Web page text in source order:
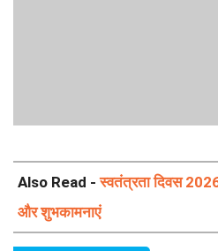
Also Read -स्वतंत्रता दिवस
और शुभकामनाएं